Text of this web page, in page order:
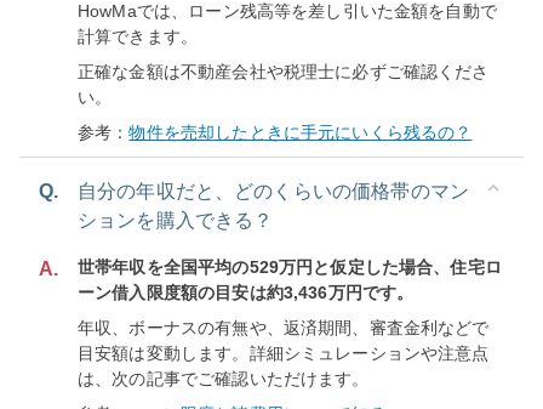
HowMaでは、ローン残高等を差し引いた金額を自動で
計算できます。
正確な金額は不動産会社や税理士に必ずご確認くださ
い。
参考：物件を売却したときに手元にいくら残るの？
Q.
自分の年収だと、どのくらいの価格帯のマン
ションを購入できる？
A.
世帯年収を全国平均の529万円と仮定した場合、住宅ロ
ーン借入限度額の目安は約3,436万円です。
年収、ボーナスの有無や、返済期間、審査金利などで
目安額は変動します。詳細シミュレーションや注意点
は、次の記事でご確認いただけます。